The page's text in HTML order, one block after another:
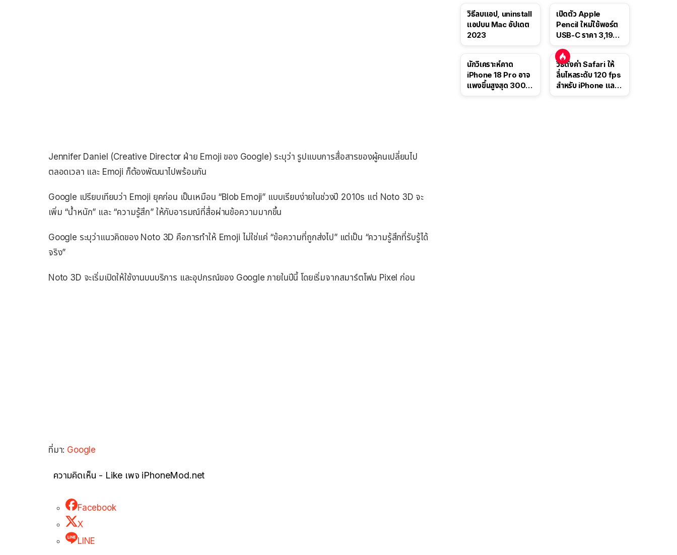
Jennifer Daniel (Creative Director ฝ่าย Emoji ของ Google) ระบุว่า รูปแบบการสื่อสารของผู้คนเปลี่ยนไป
ตลอดเวลา และ Emoji ก็ต้องพัฒนาไปพร้อมกัน
Google เปรียบเทียบว่า Emoji ยุคก่อน เป็นเหมือน “Blob Emoji” แบบเรียบง่ายในช่วงปี 2010s แต่ Noto 3D จะ
เพิ่ม “น้ำหนัก” และ “ความรู้สึก” ให้กับอารมณ์ที่สื่อผ่านข้อความมากขึ้น
Google ระบุว่าแนวคิดของ Noto 3D คือการทำให้ Emoji ไม่ใช่แค่ “ข้อความที่ถูกส่งไป” แต่เป็น “ความรู้สึกที่รับรู้ได้
จริง”
Noto 3D จะเริ่มเปิดให้ใช้งานบนบริการ และอุปกรณ์ของ Google ภายในปีนี้ โดยเริ่มจากสมาร์ตโฟน Pixel ก่อน
ที่มา: Google
ความคิดเห็น - Like เพจ iPhoneMod.net
Facebook
X
LINE
วิธีลบแอป, uninstall
แอปบน Mac อัปเดต
2023
เปิดตัว Apple
Pencil ใหม่ใช้พอร์ต
USB-C ราคา 3,190
นี้
นักวิเคราะห์คาด
iPhone 18 Pro อาจ
แพงขึ้นสูงสุด 300
วิธีตั้งค่า Safari ให้
ลื่นไหลระดับ 120 fps
สำหรับ iPhone และ